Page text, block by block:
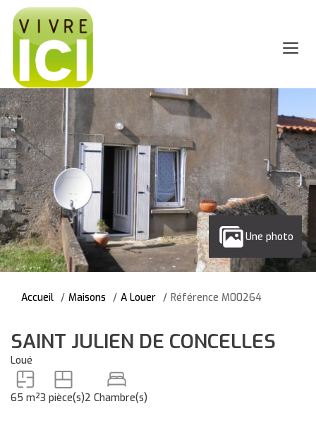
Une photo
Accueil Maisons A Louer Référence M00264
SAINT JULIEN DE CONCELLES
Loué
65 m²3 pièce(s)2 Chambre(s)